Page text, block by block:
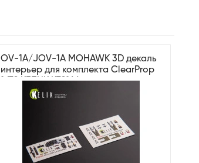
OV-1A/JOV-1A MOHAWK 3D декаль
интерьер для комплекта ClearProp
1/72 КЕЛИК K72166